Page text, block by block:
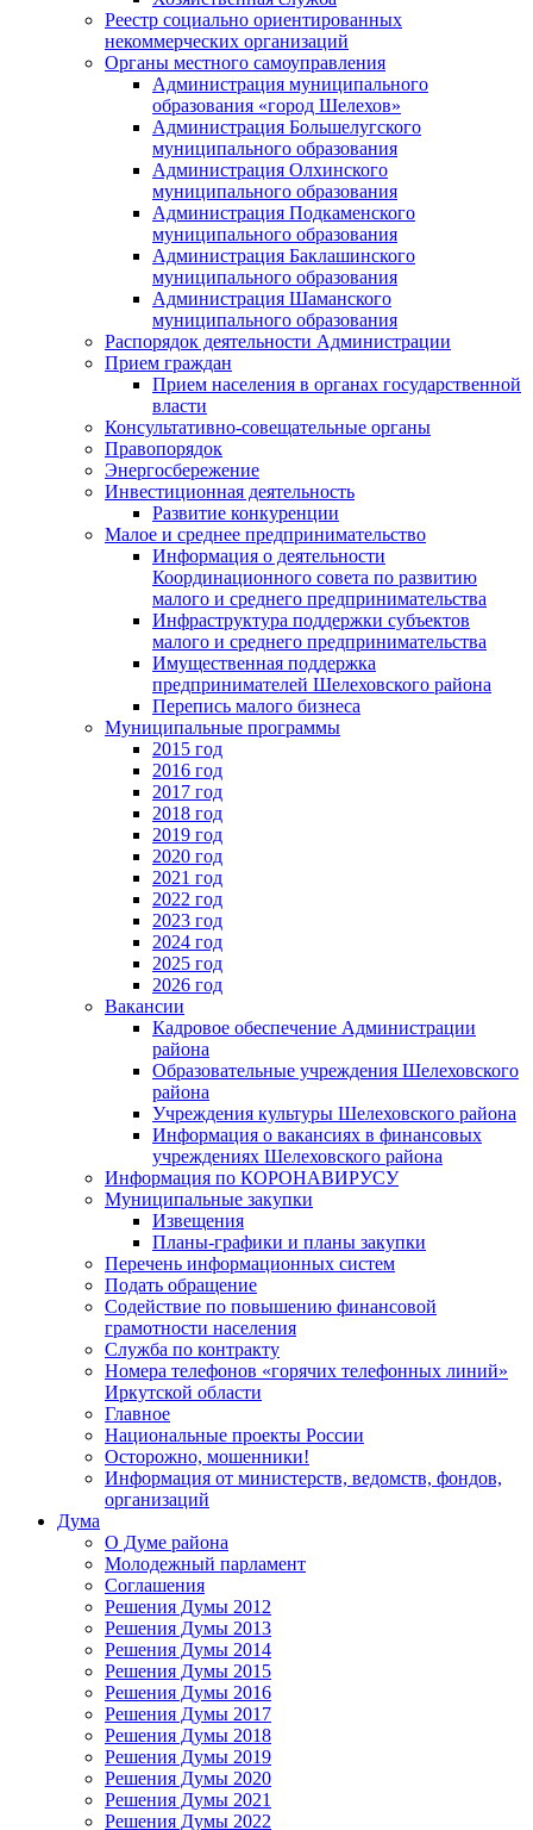
Реестр социально ориентированных
некоммерческих организаций
Органы местного самоуправления
Администрация муниципального
образования «город Шелехов»
Администрация Большелугского
муниципального образования
Администрация Олхинского
муниципального образования
Администрация Подкаменского
муниципального образования
Администрация Баклашинского
муниципального образования
Администрация Шаманского
муниципального образования
Распорядок деятельности Администрации
Прием граждан
Прием населения в органах государственной
власти
Консультативно-совещательные органы
Правопорядок
Энергосбережение
Инвестиционная деятельность
Развитие конкуренции
Малое и среднее предпринимательство
Информация о деятельности
Координационного совета по развитию
малого и среднего предпринимательства
Инфраструктура поддержки субъектов
малого и среднего предпринимательства
Имущественная поддержка
предпринимателей Шелеховского района
Перепись малого бизнеса
Муниципальные программы
2015 год
2016 год
2017 год
2018 год
2019 год
2020 год
2021 год
2022 год
2023 год
2024 год
2025 год
2026 год
Вакансии
Кадровое обеспечение Администрации
района
Образовательные учреждения Шелеховского
района
Учреждения культуры Шелеховского района
Информация о вакансиях в финансовых
учреждениях Шелеховского района
Информация по КОРОНАВИРУСУ
Муниципальные закупки
Извещения
Планы-графики и планы закупки
Перечень информационных систем
Подать обращение
Содействие по повышению финансовой
грамотности населения
Служба по контракту
Номера телефонов «горячих телефонных линий»
Иркутской области
Главное
Национальные проекты России
Осторожно, мошенники!
Информация от министерств, ведомств, фондов,
организаций
Дума
О Думе района
Молодежный парламент
Соглашения
Решения Думы 2012
Решения Думы 2013
Решения Думы 2014
Решения Думы 2015
Решения Думы 2016
Решения Думы 2017
Решения Думы 2018
Решения Думы 2019
Решения Думы 2020
Решения Думы 2021
Решения Думы 2022